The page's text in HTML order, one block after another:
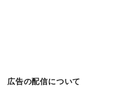
広告の配信について